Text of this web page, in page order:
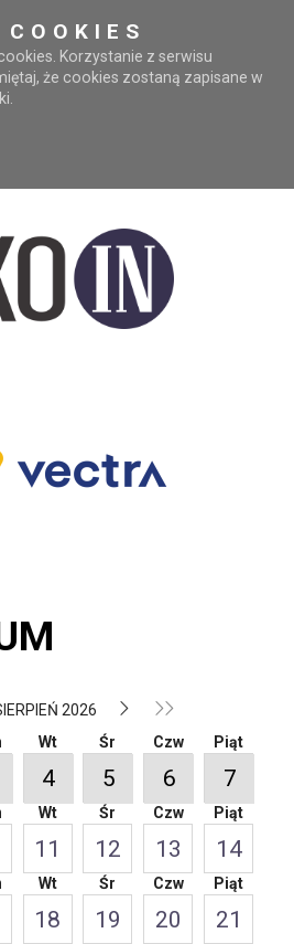
Korzystanie z serwisu
że cookies zostaną zapisane w
2026
Wt
4
Śr
5
Czw
6
Piąt
7
Wt
11
Śr
12
Czw
13
Piąt
14
Wt
18
Śr
19
Czw
20
Piąt
21